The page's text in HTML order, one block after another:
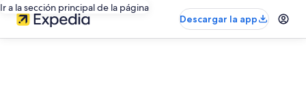
Ir a la sección principal de la página
Descargar la app